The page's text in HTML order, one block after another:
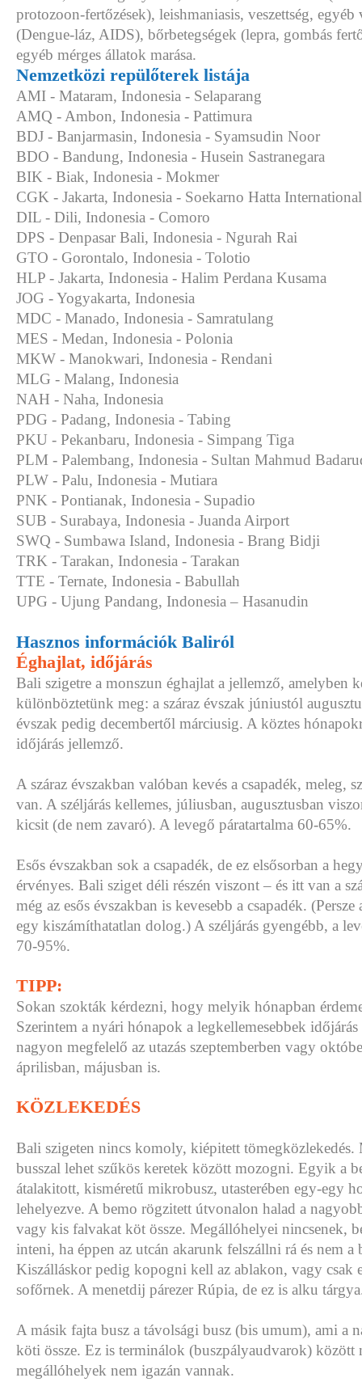
protozoon-fertőzések), leishmaniasis, veszettség, egyéb
(Dengue-láz, AIDS), bőrbetegségek (lepra, gombás
egyéb mérges állatok marása.
Nemzetközi repülőterek listája
AMI - Mataram, Indonesia - Selaparang
AMQ - Ambon, Indonesia - Pattimura
BDJ - Banjarmasin, Indonesia - Syamsudin Noor
BDO - Bandung, Indonesia - Husein Sastranegara
BIK - Biak, Indonesia - Mokmer
CGK - Jakarta, Indonesia - Soekarno Hatta International
DIL - Dili, Indonesia - Comoro
DPS - Denpasar Bali, Indonesia - Ngurah Rai
GTO - Gorontalo, Indonesia - Tolotio
HLP - Jakarta, Indonesia - Halim Perdana Kusama
JOG - Yogyakarta, Indonesia
MDC - Manado, Indonesia - Samratulang
MES - Medan, Indonesia - Polonia
MKW - Manokwari, Indonesia - Rendani
MLG - Malang, Indonesia
NAH - Naha, Indonesia
PDG - Padang, Indonesia - Tabing
PKU - Pekanbaru, Indonesia - Simpang Tiga
PLM - Palembang, Indonesia - Sultan Mahmud
PLW - Palu, Indonesia - Mutiara
PNK - Pontianak, Indonesia - Supadio
SUB - Surabaya, Indonesia - Juanda Airport
SWQ - Sumbawa Island, Indonesia - Brang Bidji
TRK - Tarakan, Indonesia - Tarakan
TTE - Ternate, Indonesia - Babullah
UPG - Ujung Pandang, Indonesia – Hasanudin
Hasznos információk Baliról
Éghajlat, időjárás
Bali szigetre a monszun éghajlat a jellemző, amelyben
különböztetünk meg: a száraz évszak júniustól
évszak pedig decembertől márciusig. A köztes
időjárás jellemző.
A száraz évszakban valóban kevés a csapadék, meleg,
van. A széljárás kellemes, júliusban, augusztusban
kicsit (de nem zavaró). A levegő páratartalma 60-65%.
Esős évszakban sok a csapadék, de ez elsősorban a
érvényes. Bali sziget déli részén viszont – és itt van a
még az esős évszakban is kevesebb a csapadék.
egy kiszámíthatatlan dolog.) A széljárás gyengébb, a
70-95%.
TIPP:
Sokan szokták kérdezni, hogy melyik hónapban
Szerintem a nyári hónapok a legkellemesebbek
nagyon megfelelő az utazás szeptemberben vagy
áprilisban, májusban is.
KÖZLEKEDÉS
Bali szigeten nincs komoly, kiépitett tömegközlekedés.
busszal lehet szűkös keretek között mozogni. Egyik a
átalakitott, kisméretű mikrobusz, utasterében egy-egy
lehelyezve. A bemo rögzitett útvonalon halad a
vagy kis falvakat köt össze. Megállóhelyei nincsenek,
inteni, ha éppen az utcán akarunk felszállni rá és nem a
Kiszálláskor pedig kopogni kell az ablakon, vagy csak
sofőrnek. A menetdij párezer Rúpia, de ez is alku
A másik fajta busz a távolsági busz (bis umum), ami a
köti össze. Ez is terminálok (buszpályaudvarok) között
megállóhelyek nem igazán vannak.